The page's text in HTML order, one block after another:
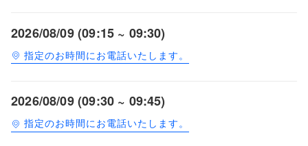
2026/08/09 (09:15 ~ 09:30)
指定のお時間にお電話いたします。
2026/08/09 (09:30 ~ 09:45)
指定のお時間にお電話いたします。